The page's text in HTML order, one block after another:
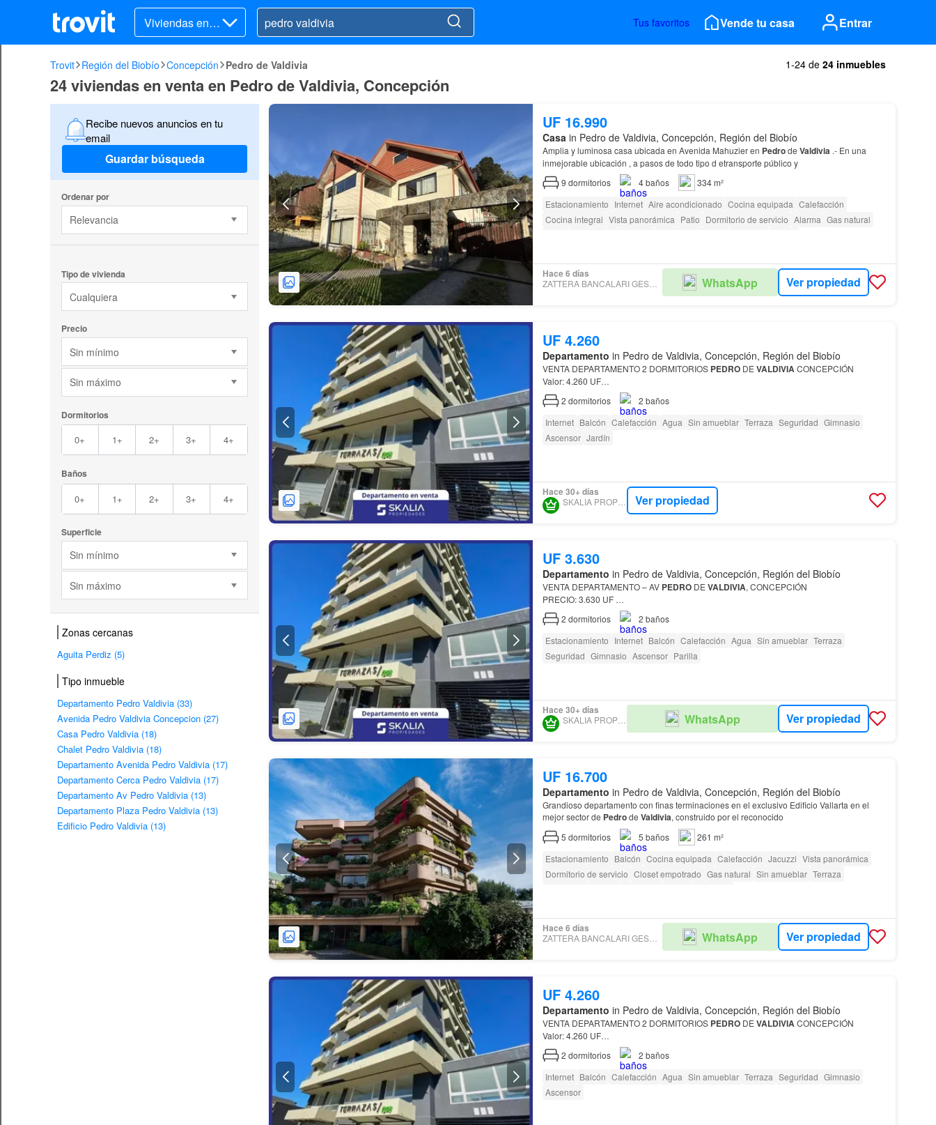
Viviendas en v
enta
Tus favoritos Vende tu casa Entrar
Trovit Región del Biobío Concepción Pedro de Valdivia 1-24 de 24 inmuebles
24 viviendas en venta en Pedro de Valdivia, Concepción
Recibe nuevos anuncios en tu
email
Guardar búsqueda
Ordenar por
Relevancia
Tipo de vivienda
Cualquiera
Precio
Sin mínimo
Sin máximo
Dormitorios
0+ 1+ 2+ 3+ 4+
Baños
0+ 1+ 2+ 3+ 4+
Superficie
Sin mínimo
Sin máximo
Zonas cercanas
Aguita Perdiz (5)
Tipo inmueble
Departamento Pedro Valdivia (33)
Avenida Pedro Valdivia Concepcion (27)
Casa Pedro Valdivia (18)
Chalet Pedro Valdivia (18)
Departamento Avenida Pedro Valdivia (17)
Departamento Cerca Pedro Valdivia (17)
Departamento Av Pedro Valdivia (13)
Departamento Plaza Pedro Valdivia (13)
Edificio Pedro Valdivia (13)
UF 16.990
Casain Pedro de Valdivia, Concepción, Región del Biobío
Amplia y luminosa casa ubicada en Avenida Mahuzier en Pedrode Valdivia .- En una
inmejorable ubicación , a pasos de todo tipo d etransporte público y
9 dormitorios 4baños
334 m²
Estacionamiento Internet Aire acondicionado Cocina equipada Calefacción
Cocina integral Vista panorámica Patio Dormitorio de servicio Alarma Gas natural
Hace 6 días
ZATTERA BANCALARI GESTIÓN INMOBILIARIA WhatsApp Ver propiedad
UF 4.260
Departamento in Pedro de Valdivia, Concepción, Región del Biobío
VENTA DEPARTAMENTO 2 DORMITORIOS PEDRODE VALDIVIACONCEPCIÓN
Valor: 4.260 UF
Se vende departamento en Avenida
sectores residenciales más valorados de Concepc…
2 dormitorios 2 baños
Internet Balcón Calefacción Agua Sin amueblar Terraza Seguridad Gimnasio
Ascensor Jardín
Hace 30+ días
SKALIA PROPIEDADES Ver propiedad
UF 3.630
Departamento in Pedro de Valdivia, Concepción, Región del Biobío
VENTA DEPARTAMENTO – AV PEDRODE VALDIVIA, CONCEPCIÓN
PRECIO: 3.630 UF
Gastos comunes: $90.000 aproximadamente
Se vende departamentoPedro Valdivia
2 dormitorios 2 baños
Estacionamiento Internet Balcón Calefacción Agua Sin amueblar Terraza
Seguridad Gimnasio Ascensor Parilla
Hace 30+ días
SKALIA PROPIEDADES WhatsApp Ver propiedad
UF 16.700
Departamento in Pedro de Valdivia, Concepción, Región del Biobío
Grandioso departamento con finas terminaciones en el exclusivo Edificio Vallarta en el
mejor sector de Pedrode Valdivia, construido por el reconocido
5 dormitorios 5 baños
261 m²
Estacionamiento Balcón Cocina equipada Calefacción Jacuzzi Vista panorámica
Dormitorio de servicio Closet empotrado Gas natural Sin amueblar Terraza
Hace 6 días
ZATTERA BANCALARI GESTIÓN INMOBILIARIA WhatsApp Ver propiedad
UF 4.260
Departamento in Pedro de Valdivia, Concepción, Región del Biobío
VENTA DEPARTAMENTO 2 DORMITORIOS PEDRODE VALDIVIACONCEPCIÓN
Valor: 4.260 UF
Se vende departamento en Avenida
sectores residenciales más valorados de Concepc…
2 dormitorios 2 baños
Internet Balcón Calefacción Agua Sin amueblar Terraza Seguridad Gimnasio
Ascensor